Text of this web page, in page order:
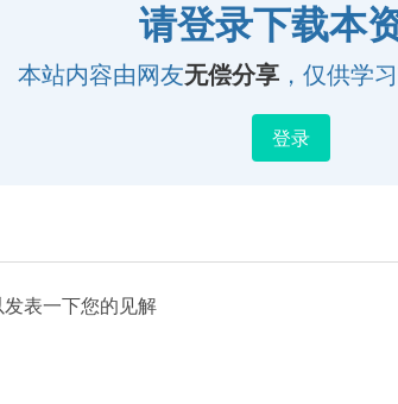
请登录下载本
本站内容由网友无偿分享 ，仅供学
登录
表一下您的见解